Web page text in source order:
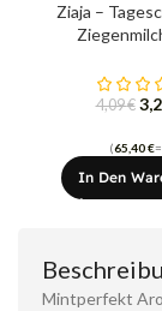
Ziaja –
4,09€
(65,40€
In Den
Mintperfekt